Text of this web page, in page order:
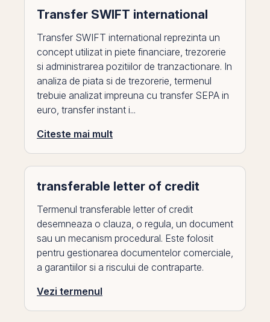
Transfer SWIFT international
Transfer SWIFT international reprezinta un
concept utilizat in piete financiare, trezorerie
si administrarea pozitiilor de tranzactionare. In
analiza de piata si de trezorerie, termenul
trebuie analizat impreuna cu transfer SEPA in
euro, transfer instant i...
Citeste mai mult
transferable letter of credit
Termenul transferable letter of credit
desemneaza o clauza, o regula, un document
sau un mecanism procedural. Este folosit
pentru gestionarea documentelor comerciale,
a garantiilor si a riscului de contraparte.
Vezi termenul